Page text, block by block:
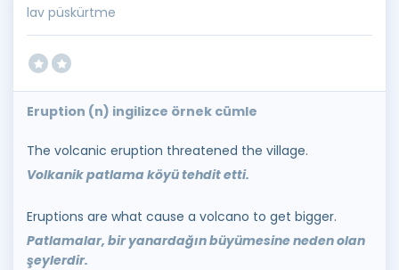
lav püskürtme
Eruption (n) ingilizce örnek cümle
The volcanic eruption threatened the village.
Volkanik patlama köyü tehdit etti.
Eruptions are what cause a volcano to get bigger.
Patlamalar, bir yanardağın büyümesine neden olan
şeylerdir.